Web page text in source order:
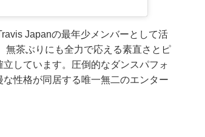
Japanの最年少メンバーとして活
無茶ぶりにも全力で応える素直さとピ
しています。圧倒的なダンスパフォ
性格が同居する唯一無二のエンター